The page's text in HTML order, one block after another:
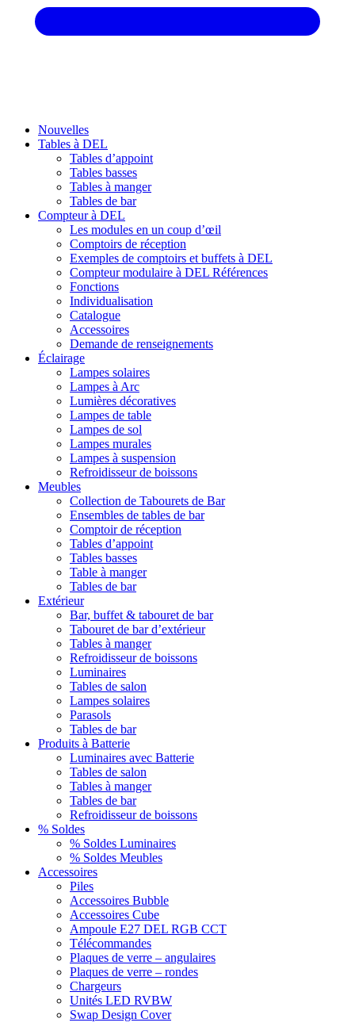
Nouvelles
Tables à DEL
Tables d’appoint
Tables basses
Tables à manger
Tables de bar
Compteur à DEL
Les modules en un coup d’œil
Comptoirs de réception
Exemples de comptoirs et buffets à DEL
Compteur modulaire à DEL Références
Fonctions
Individualisation
Catalogue
Accessoires
Demande de renseignements
Éclairage
Lampes solaires
Lampes à Arc
Lumières décoratives
Lampes de table
Lampes de sol
Lampes murales
Lampes à suspension
Refroidisseur de boissons
Meubles
Collection de Tabourets de Bar
Ensembles de tables de bar
Comptoir de réception
Tables d’appoint
Tables basses
Table à manger
Tables de bar
Extérieur
Bar, buffet & tabouret de bar
Tabouret de bar d’extérieur
Tables à manger
Refroidisseur de boissons
Luminaires
Tables de salon
Lampes solaires
Parasols
Tables de bar
Produits à Batterie
Luminaires avec Batterie
Tables de salon
Tables à manger
Tables de bar
Refroidisseur de boissons
% Soldes
% Soldes Luminaires
% Soldes Meubles
Accessoires
Piles
Accessoires Bubble
Accessoires Cube
Ampoule E27 DEL RGB CCT
Télécommandes
Plaques de verre – angulaires
Plaques de verre – rondes
Chargeurs
Unités LED RVBW
Swap Design Cover